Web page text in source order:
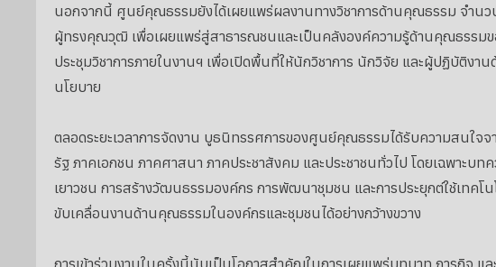
นอกจากนี้ ศูนย์คุณธรรมยังได้เผยแพร่ผลงานทางวิชาการด้านคุณธรรม จำน
ผู้ทรงคุณวุฒิ เพื่อเผยแพร่สู่สาธารณชนและเป็นคลังองค์ความรู้ด้านคุณธรรมข
ประชุมวิชาการภายในงานฯ เพื่อเปิดพื้นที่ให้นักวิชาการ นักวิจัย และผู้ปฏิบัติ
นโยบาย
ตลอดระยะเวลาการจัดงาน บูธนิทรรศการของศูนย์คุณธรรมได้รับความสนใ
รัฐ ภาคเอกชน ภาคศาสนา ภาคประชาสังคม และประชาชนทั่วไป โดยเฉพา
เยาวชน การสร้างวัฒนธรรมองค์กร การพัฒนาชุมชน และการประยุกต์ใช้เทค
ขับเคลื่อนงานด้านคุณธรรมในองค์กรและชุมชนได้อย่างกว้างขวาง
การเข้าร่วมงานในครั้งนี้นับเป็นโอกาสสำคัญในการเผยแพร่บทบาท ภารกิจ